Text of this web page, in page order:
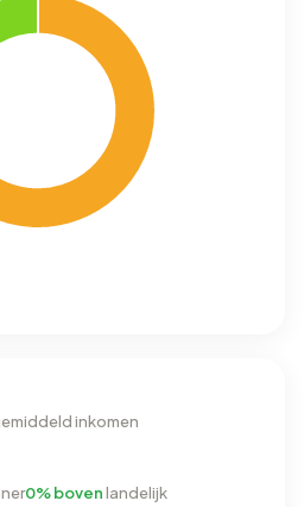
inkomen
0% bovenlandelijk